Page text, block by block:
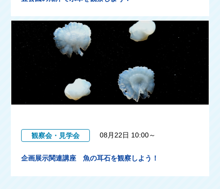
観察会・見学会 08月22日 10:00～
企画展示関連講座 魚の耳石を観察しよう！